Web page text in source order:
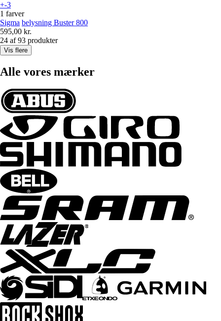
+-3
1 farver
Sigma belysning Buster 800
595,00 kr.
24 af 93 produkter
Vis flere
Alle vores mærker